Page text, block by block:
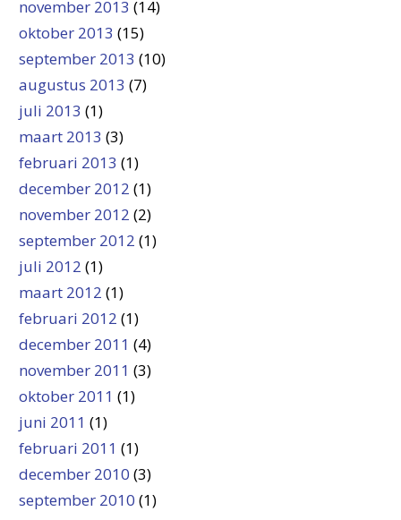
november 2013 (14)
oktober 2013 (15)
september 2013 (10)
augustus 2013 (7)
juli 2013 (1)
maart 2013 (3)
februari 2013 (1)
december 2012 (1)
november 2012 (2)
september 2012 (1)
juli 2012 (1)
maart 2012 (1)
februari 2012 (1)
december 2011 (4)
november 2011 (3)
oktober 2011 (1)
juni 2011 (1)
februari 2011 (1)
december 2010 (3)
september 2010 (1)